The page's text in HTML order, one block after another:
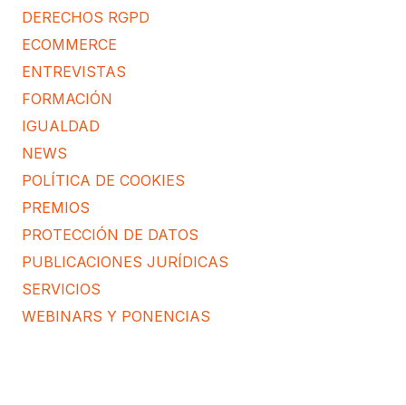
DERECHOS RGPD
ECOMMERCE
ENTREVISTAS
FORMACIÓN
IGUALDAD
NEWS
POLÍTICA DE COOKIES
PREMIOS
PROTECCIÓN DE DATOS
PUBLICACIONES JURÍDICAS
SERVICIOS
WEBINARS Y PONENCIAS